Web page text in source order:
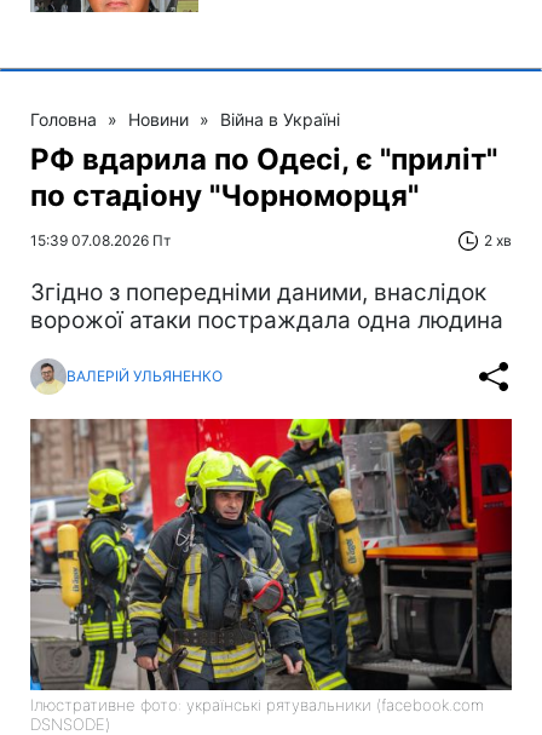
Головна » Новини » Війна в Україні
РФ вдарила по Одесі, є "приліт"
по стадіону "Чорноморця"
15:39 07.08.2026 Пт 2 хв
Згідно з попередніми даними, внаслідок
ворожої атаки постраждала одна людина
ВАЛЕРІЙ УЛЬЯНЕНКО
Ілюстративне фото: українські рятувальники (facebook.com
DSNSODE)